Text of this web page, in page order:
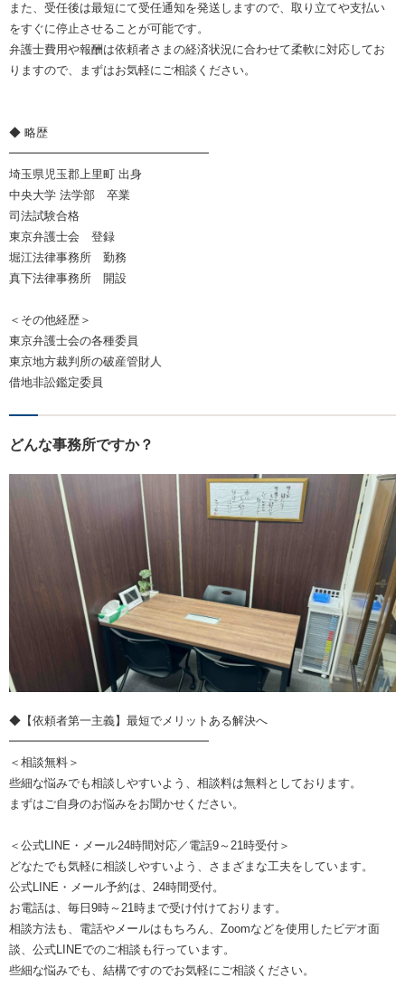
また、受任後は最短にて受任通知を発送しますので、取り立てや支払い
をすぐに停止させることが可能です。
弁護士費用や報酬は依頼者さまの経済状況に合わせて柔軟に対応してお
りますので、まずはお気軽にご相談ください。
◆ 略歴
━━━━━━━━━━━━━━━━━
埼玉県児玉郡上里町 出身
中央大学 法学部 卒業
司法試験合格
東京弁護士会 登録
堀江法律事務所 勤務
真下法律事務所 開設
＜その他経歴＞
東京弁護士会の各種委員
東京地方裁判所の破産管財人
借地非訟鑑定委員
どんな事務所ですか？
◆【依頼者第一主義】最短でメリットある解決へ
━━━━━━━━━━━━━━━━━
＜相談無料＞
些細な悩みでも相談しやすいよう、相談料は無料としております。
まずはご自身のお悩みをお聞かせください。
＜公式LINE・メール24時間対応／電話9～21時受付＞
どなたでも気軽に相談しやすいよう、さまざまな工夫をしています。
公式LINE・メール予約は、24時間受付。
お電話は、毎日9時～21時まで受け付けております。
相談方法も、電話やメールはもちろん、Zoomなどを使用したビデオ面
談、公式LINEでのご相談も行っています。
些細な悩みでも、結構ですのでお気軽にご相談ください。